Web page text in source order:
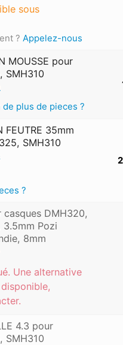
sous
? Appelez-nous
MOUSSE pour
SMH310
de plus de pieces ?
FEUTRE 35mm
SMH310
?
casques DMH320,
3.5mm Pozi
8mm
Une alternative
4.3 pour
SMH310